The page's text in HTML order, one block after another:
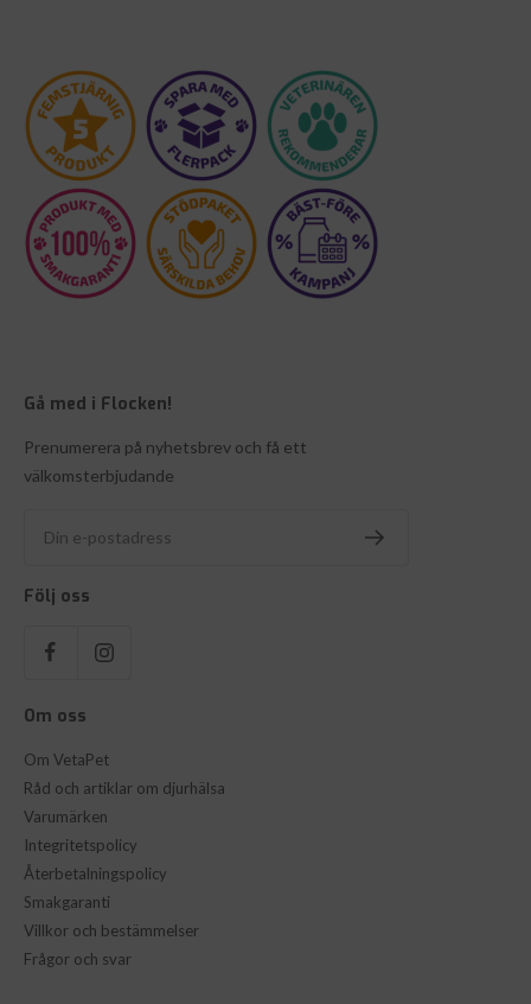
Gå med i Flocken!
Prenumerera på nyhetsbrev och få ett
välkomsterbjudande
Din e-postadress
Följ oss
Om oss
Om VetaPet
Råd och artiklar om djurhälsa
Varumärken
Integritetspolicy
Återbetalningspolicy
Smakgaranti
Villkor och bestämmelser
Frågor och svar